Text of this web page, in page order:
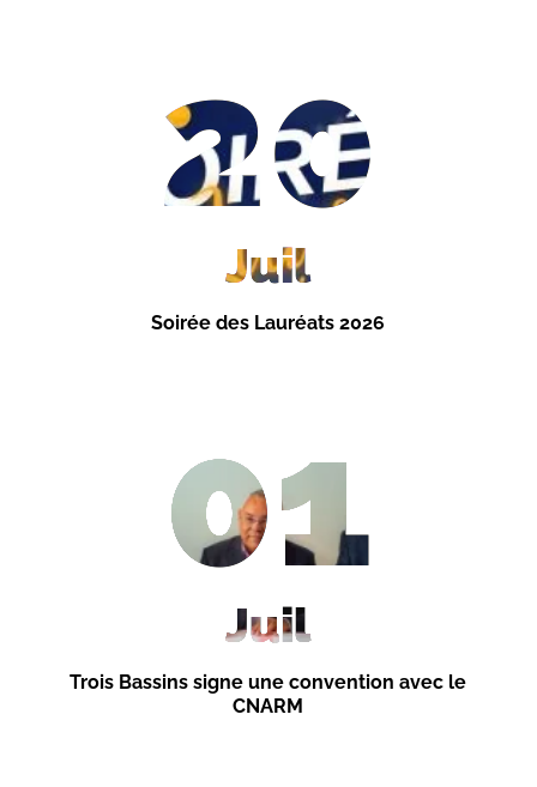
Soirée des Lauréats 2026
20
Juil
Trois Bassins signe une convention avec le
CNARM
01
Juil